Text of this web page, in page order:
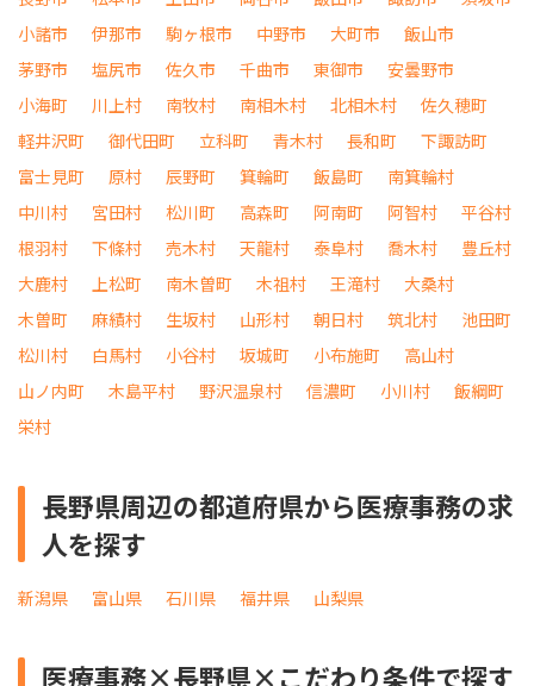
小諸市
伊那市 駒ヶ根市 中野市 大町市
飯山市
茅野市
塩尻市 佐久市 千曲市 東御市
安曇野市
小海町
川上村 南牧村 南相木村 北相木村
佐久穂町
軽井沢町
御代田町 立科町 青木村 長和町
下諏訪町
富士見町
原村 辰野町 箕輪町 飯島町
南箕輪村
中川村
宮田村 松川町 高森町 阿南町 阿智村
平谷村
根羽村
下條村 売木村 天龍村 泰阜村 喬木村
豊丘村
大鹿村
上松町 南木曽町 木祖村 王滝村
大桑村
木曽町
麻績村 生坂村 山形村 朝日村 筑北村
池田町
松川村
白馬村 小谷村 坂城町 小布施町
高山村
山ノ内町
木島平村 野沢温泉村 信濃町 小川村
飯綱町
栄村
長野県周辺の都道府県から医療事務の求
人を探す
新潟県 富山県 石川県 福井県 山梨県
医療事務×長野県×こだわり条件で探す